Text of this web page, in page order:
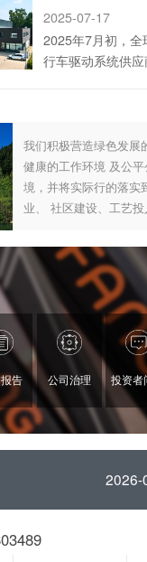
可靠性，精准满足
2025-07-17
2025年7月初，全
行车驱动系统供
我们积极营造绿色发展
健康的工作环境 及公
境，并将实际行的落实
业、 社区建设、工艺投
告 公司治理 投资者
2026-